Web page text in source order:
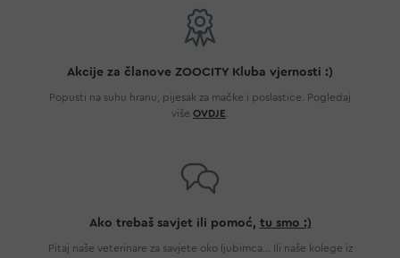
Akcije za članove ZOOCITY Kluba vjernosti :)
Popusti na suhu hranu, pijesak za mačke i poslastice. Pogledaj
više OVDJE
Ako trebaš savjet ili pomoć, tu smo :)
Pitaj naše veterinare za savjete oko ljubimca... Ili naše kolege iz